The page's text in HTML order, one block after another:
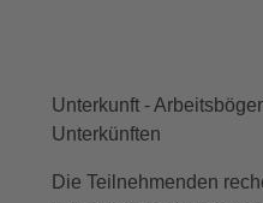
Unterkunft -
Unterkünften
Die Teilnehmenden